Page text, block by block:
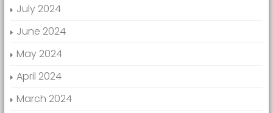
July 2024
June 2024
May 2024
April 2024
March 2024